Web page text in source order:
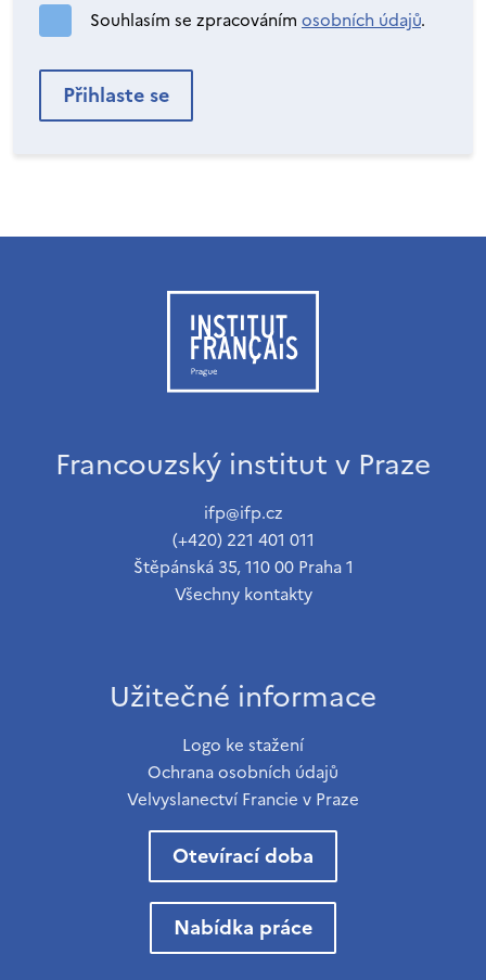
Souhlasím se zpracováním osobních údajů.
Francouzský institut v Praze
ifp@ifp.cz
(+420) 221 401 011
Štěpánská 35, 110 00 Praha 1
Všechny kontakty
Užitečné informace
Logo ke stažení
Ochrana osobních údajů
Velvyslanectví Francie v Praze
Otevírací doba
Nabídka práce